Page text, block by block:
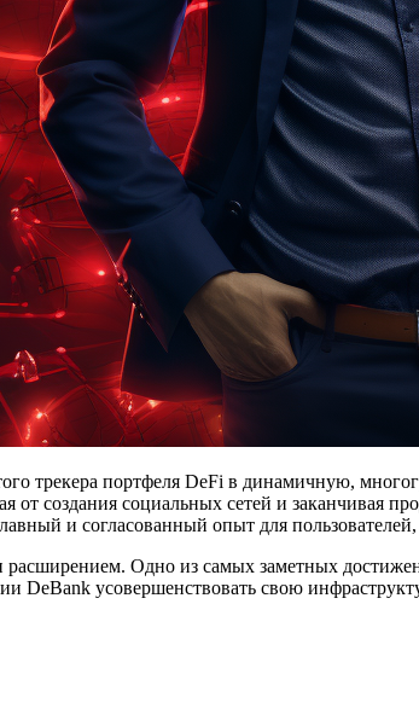
трекера портфеля DeFi в динамичную,
от создания социальных сетей и заканчивая
и согласованный опыт для
Одно из самых заметных
DeBank усовершенствовать свою